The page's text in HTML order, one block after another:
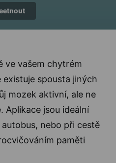
ve vašem chytrém
spousta jiných
mozek aktivní, ale ne
Aplikace jsou ideální
nebo při cestě
paměti